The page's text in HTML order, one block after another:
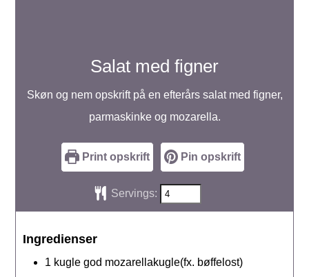
Salat med figner
Skøn og nem opskrift på en efterårs salat med figner,
parmaskinke og mozarella.
Print opskrift Pin opskrift
Servings:
Ingredienser
1 kugle god mozarellakugle(fx. bøffelost)